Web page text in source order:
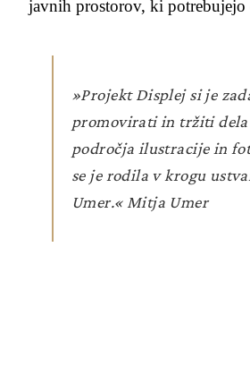
javnih prostorov, ki
»Projekt Displej si je
promovirati in tržiti
področja ilustracije in
se je rodila v krogu
Umer.« Mitja Umer